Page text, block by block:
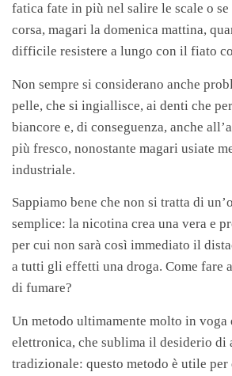
fatica fate in più nel salire le scale o
corsa, magari la domenica mattina,
difficile resistere a lungo con il fiato
Non sempre si considerano anche
pelle, che si ingiallisce, ai denti che
biancore e, di conseguenza, anche
più fresco, nonostante magari usiate
industriale.
Sappiamo bene che non si tratta di
semplice: la nicotina crea una vera e
per cui non sarà così immediato il
a tutti gli effetti una droga. Come fare
di fumare?
Un metodo ultimamente molto in voga
elettronica, che sublima il desiderio di
tradizionale: questo metodo è utile per